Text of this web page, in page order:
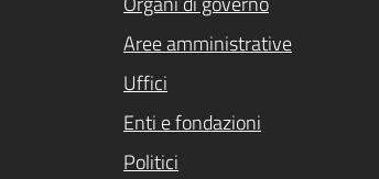
Aree amministrative
Uffici
Enti e fondazioni
Politici